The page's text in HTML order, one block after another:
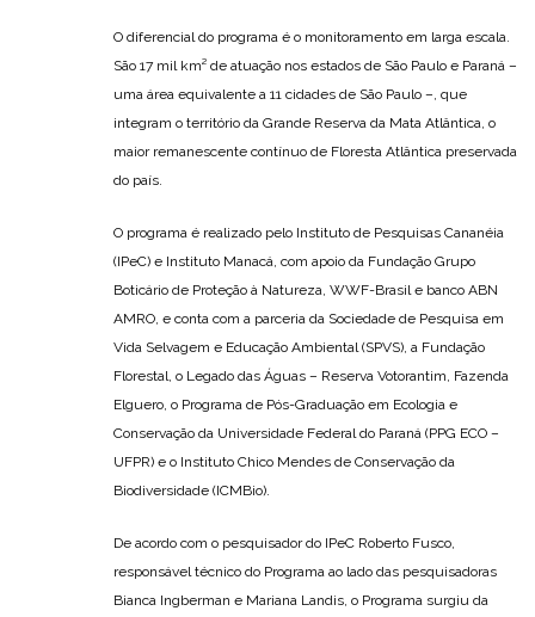
O diferencial do programa é o monitoramento em larga escala.
São 17 mil km² de atuação nos estados de São Paulo e Paraná –
uma área equivalente a 11 cidades de São Paulo –, que
integram o território da Grande Reserva da Mata Atlântica, o
maior remanescente contínuo de Floresta Atlântica preservada
do país.
O programa é realizado pelo Instituto de Pesquisas Cananéia
(IPeC) e Instituto Manacá, com apoio da Fundação Grupo
Boticário de Proteção à Natureza, WWF-Brasil e banco ABN
AMRO, e conta com a parceria da Sociedade de Pesquisa em
Vida Selvagem e Educação Ambiental (SPVS), a Fundação
Florestal, o Legado das Águas – Reserva Votorantim, Fazenda
Elguero, o Programa de Pós-Graduação em Ecologia e
Conservação da Universidade Federal do Paraná (PPG ECO –
UFPR) e o Instituto Chico Mendes de Conservação da
Biodiversidade (ICMBio).
De acordo com o pesquisador do IPeC Roberto Fusco,
responsável técnico do Programa ao lado das pesquisadoras
Bianca Ingberman e Mariana Landis, o Programa surgiu da